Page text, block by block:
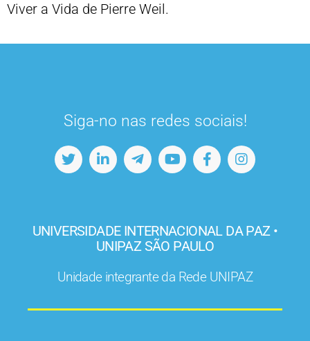
Viver a Vida de Pierre Weil.
Siga-no nas redes sociais!
UNIVERSIDADE INTERNACIONAL DA PAZ •
UNIPAZ SÃO PAULO
Unidade integrante da Rede UNIPAZ